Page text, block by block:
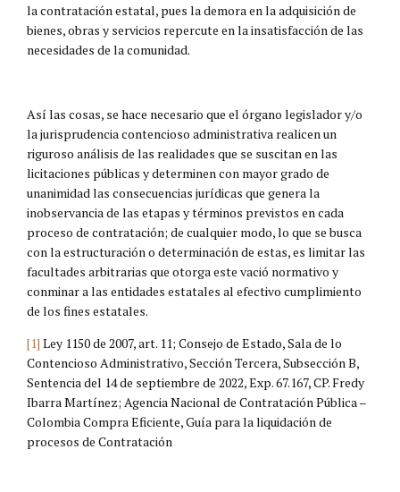
la contratación estatal, pues la demora en la adquisición de
bienes, obras y servicios repercute en la insatisfacción de las
necesidades de la comunidad.
Así las cosas, se hace necesario que el órgano legislador y/o
la jurisprudencia contencioso administrativa realicen un
riguroso análisis de las realidades que se suscitan en las
licitaciones públicas y determinen con mayor grado de
unanimidad las consecuencias jurídicas que genera la
inobservancia de las etapas y términos previstos en cada
proceso de contratación; de cualquier modo, lo que se busca
con la estructuración o determinación de estas, es limitar las
facultades arbitrarias que otorga este vació normativo y
conminar a las entidades estatales al efectivo cumplimiento
de los fines estatales.
[1] Ley 1150 de 2007, art. 11; Consejo de Estado, Sala de lo
Contencioso Administrativo, Sección Tercera, Subsección B,
Sentencia del 14 de septiembre de 2022, Exp. 67.167, CP. Fredy
Ibarra Martínez; Agencia Nacional de Contratación Pública –
Colombia Compra Eficiente, Guía para la liquidación de
procesos de Contratación